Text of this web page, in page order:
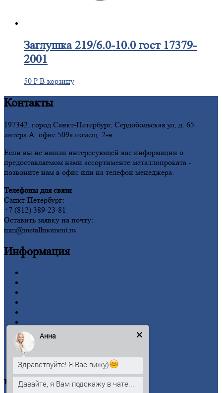
Заглушка219/6.0-10.0 гост 17379-
2001
50 ₽ В корзину
Контакты
197342, город Санкт-Петербург, Сердобольская ул, д. 65
литера А, офис 509а помещ. 2-н
Если вы не нашли интересующей вас информации о
предоставляемом нами ассортименте металлопроката -
позвоните нам в офис или на телефон менеджера.
Телефоны для связи
Санкт-Петербург:
+7 (812) 389-23-81
Оставить заявку на почту:
mm@metallmoment.ru
Информация
Новости
Личный
Оформление
Оплата
Черныйметаллопрокат
Анна
Здравствуйте! Я Вас вижу)
Давайте, я Вам подскажу в чате...